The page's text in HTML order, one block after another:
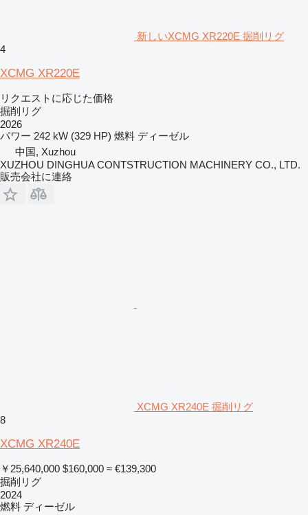
新しいXCMG XR220E 掘削リグ
4
XCMG XR220E
リクエストに応じた価格
掘削リグ
2026
パワー 242 kW (329 HP) 燃料 ディーゼル
中国, Xuzhou
XUZHOU DINGHUA CONTSTRUCTION MACHINERY CO., LTD.
販売会社に連絡
XCMG XR240E 掘削リグ
8
XCMG XR240E
￥25,640,000 $160,000 ≈ €139,300
掘削リグ
2024
燃料 ディーゼル